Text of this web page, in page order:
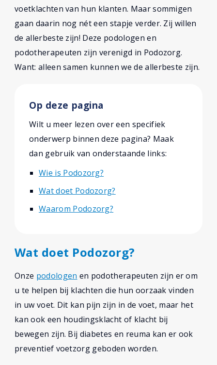
voetklachten van hun klanten. Maar sommigen
gaan daarin nog nét een stapje verder. Zij willen
de allerbeste zijn! Deze podologen en
podotherapeuten zijn verenigd in Podozorg.
Want: alleen samen kunnen we de allerbeste zijn.
Op deze pagina
Wilt u meer lezen over een specifiek
onderwerp binnen deze pagina? Maak
dan gebruik van onderstaande links:
Wie is Podozorg?
Wat doet Podozorg?
Waarom Podozorg?
Wat doet Podozorg?
Onze podologen en podotherapeuten zijn er om
u te helpen bij klachten die hun oorzaak vinden
in uw voet. Dit kan pijn zijn in de voet, maar het
kan ook een houdingsklacht of klacht bij
bewegen zijn. Bij diabetes en reuma kan er ook
preventief voetzorg geboden worden.